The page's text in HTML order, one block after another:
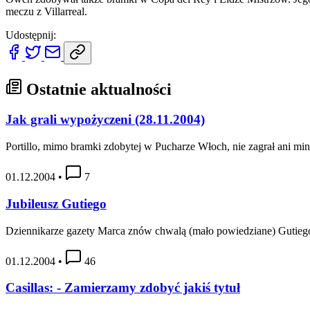
meczu z Villarreal.
Udostępnij:
Ostatnie aktualności
Jak grali wypożyczeni (28.11.2004)
Portillo, mimo bramki zdobytej w Pucharze Włoch, nie zagrał ani
01.12.2004 • 7
Jubileusz Gutiego
Dziennikarze gazety Marca znów chwalą (mało powiedziane)
01.12.2004 • 46
Casillas: - Zamierzamy zdobyć jakiś tytuł